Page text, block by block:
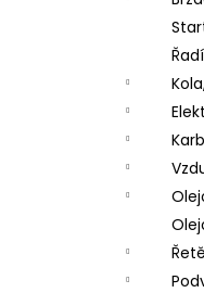
LOŽISKO
DEMONX